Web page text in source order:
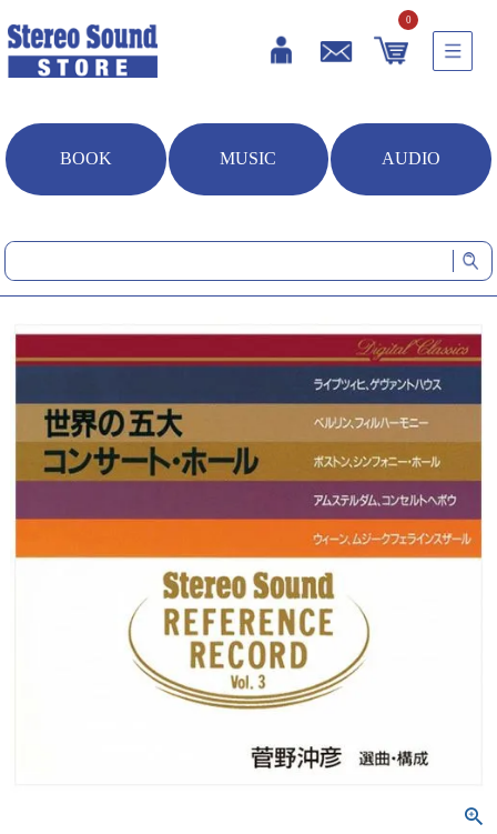
0
BOOK MUSIC AUDIO
Stereo Sound REFERENCE RECORD Vol.3 世界の五大コンサート・ホ